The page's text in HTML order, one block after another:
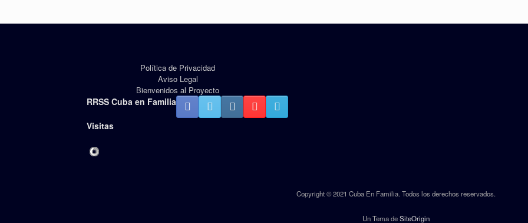
Política de Privacidad
Aviso Legal
Bienvenidos al Proyecto
RRSS Cuba en Familia
Visitas
Copyright © 2021 Cuba En Familia. Todos los derechos reservados.
Un Tema deSiteOrigin